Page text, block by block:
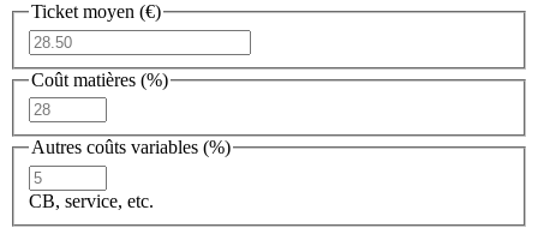
Ticket moyen (€)
Coût matières (%)
Autres coûts variables (%)
CB, service, etc.